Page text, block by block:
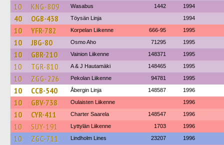
10 KNG-809 Wasabus 1442 1994
40 OGB-438 Töysän Linja 1994
10 YFR-782 Korpelan Liikenne 666-95 1995
10 JBG-80 Osmo Aho 71295 1995
10 GBR-210 Vainion Liikenne 148371 1995
10 TGR-810 A & J Hautamäki 148465 1995
10 ZGG-226 Pekolan Liikenne 94781 1995
10 CCB-540 Åbergin Linja 148587 1996
10 GBV-738 Oulaisten Liikenne 1996
10 CYR-411 Charter Saarela 148547 1996
10 SUY-191 Lyttylän Liikenne 1703 1996
10 ZGC-711 Lindholm Lines 23207 1996